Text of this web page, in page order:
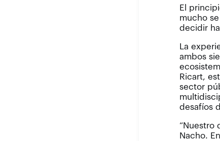
El
mucho
decidir
La
ambos
Ricart,
sector
desafíos
“Nuestro
Nacho.